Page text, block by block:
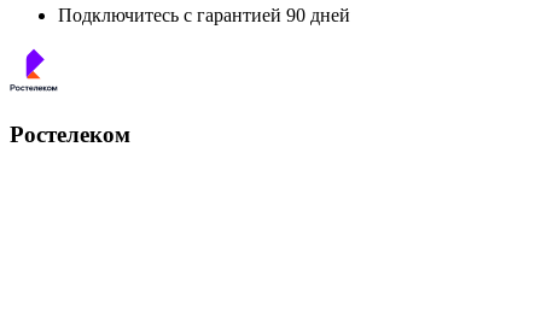
Подключитесь с гарантией 90 дней
Ростелеком